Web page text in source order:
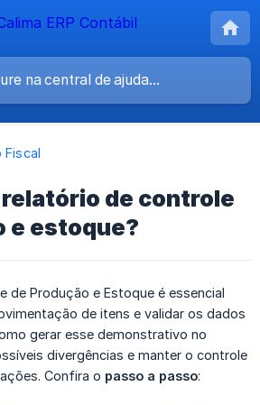
Fiscal
de controle
e estoque?
de Produção e Estoque é essencial
de itens e validar os dados
gerar esse demonstrativo no
divergências e manter o controle
Confira o passo a passo: